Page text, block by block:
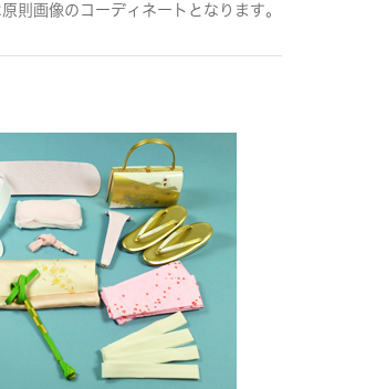
則画像のコーディネートとなります。